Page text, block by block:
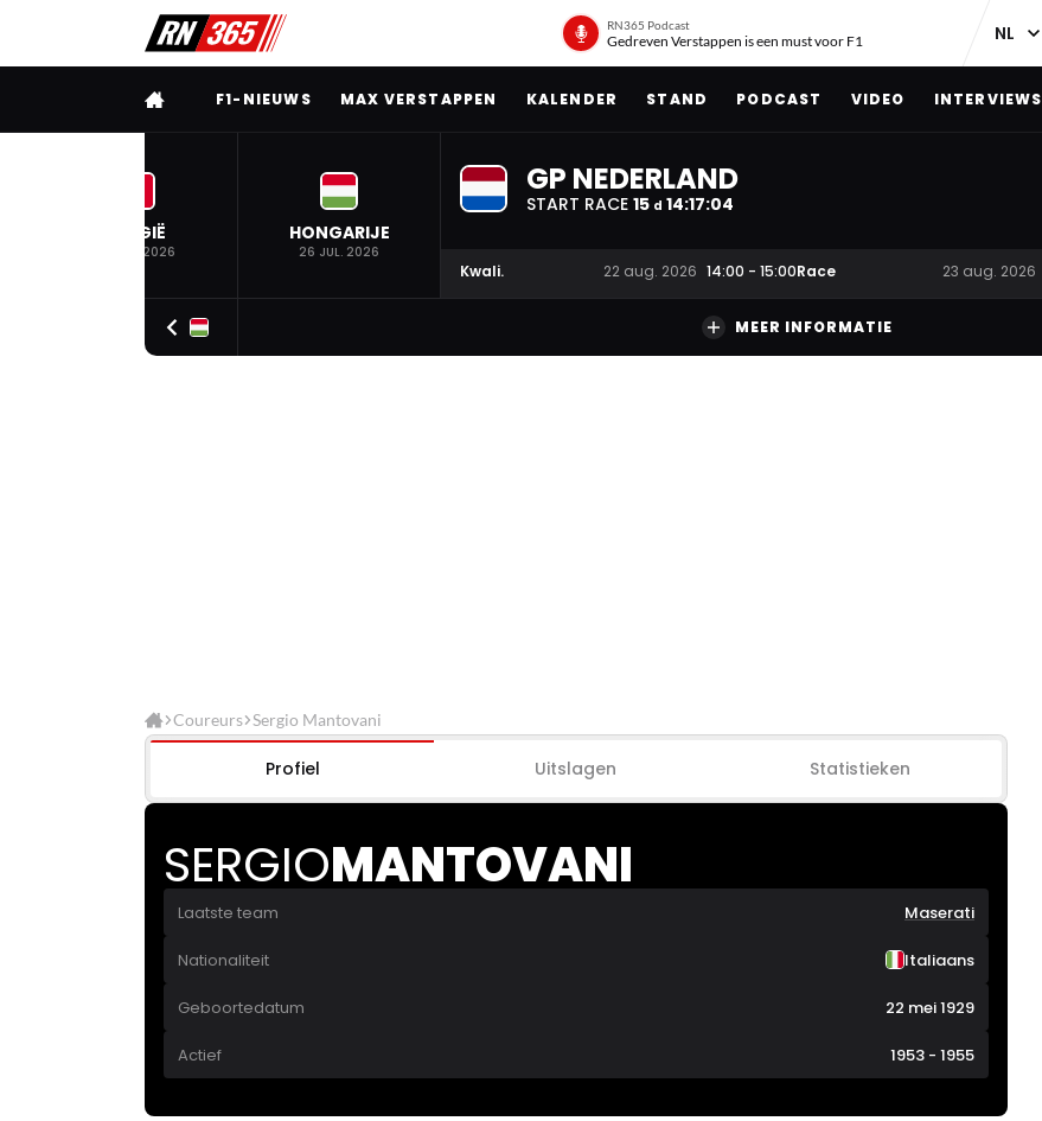
RN365 Podcast
Gedreven Verstappen is een must voor F1
VOLLEDIG MENU
F1-NIEUWS MAX VERSTAPPEN KALENDER STAND PODCAST VIDEO INTERVIEWS
BELGIË
19 JUL. 2026
HONGARIJE
26 JUL. 2026
GP NEDERLAND
START RACE 15 d 14:17:03
Kwali. 22 aug. 2026 14:00 - 15:00Race 23 aug. 2026
MEER INFORMATIE
Coureurs Sergio Mantovani
Profiel Uitslagen Statistieken
SERGIOMANTOVANI
Laatste team Maserati
Nationaliteit Italiaans
Geboortedatum 22 mei 1929
Actief 1953 - 1955